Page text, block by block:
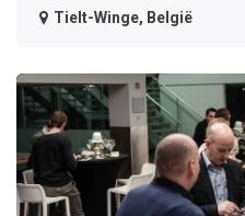
Tielt-Winge, België